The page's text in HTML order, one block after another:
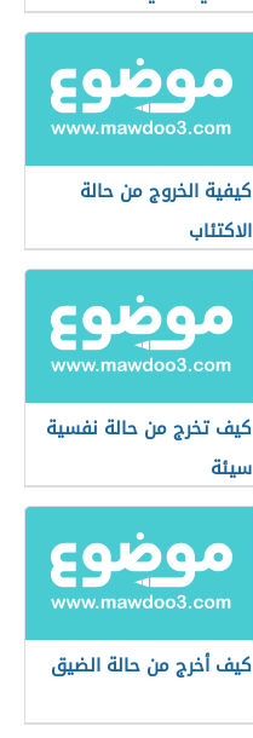
كيفية الخروج من حالة
الاكتئاب
كيف تخرج من حالة نفسية
سيئة
كيف أخرج من حالة الضيق